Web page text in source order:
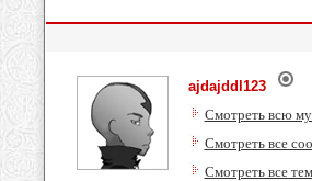
ajdajddl123
Смотреть всю
Смотреть все
Смотреть все